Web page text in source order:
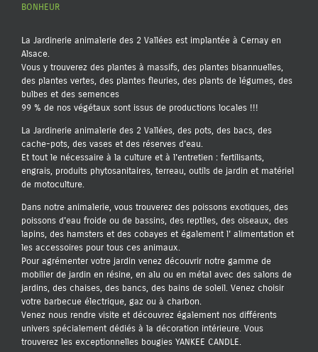
BONHEUR
La Jardinerie animalerie des 2 Vallées est implantée à Cernay en
Alsace.
Vous y trouverez des plantes à massifs, des plantes bisannuelles,
des plantes vertes, des plantes fleuries, des plants de légumes, des
bulbes et des semences
99 % de nos végétaux sont issus de productions locales !!!
La Jardinerie animalerie des 2 Vallées, des pots, des bacs, des
cache-pots, des vases et des réserves d'eau.
Et tout le nécessaire à la culture et à l'entretien : fertilisants,
engrais, produits phytosanitaires, terreau, outils de jardin et matériel
de motoculture.
Dans notre animalerie, vous trouverez des poissons exotiques, des
poissons d'eau froide ou de bassins, des reptiles, des oiseaux, des
lapins, des hamsters et des cobayes et également l' alimentation et
les accessoires pour tous ces animaux.
Pour agrémenter votre jardin venez découvrir notre gamme de
mobilier de jardin en résine, en alu ou en métal avec des salons de
jardins, des chaises, des bancs, des bains de soleil. Venez choisir
votre barbecue électrique, gaz ou à charbon.
Venez nous rendre visite et découvrez également nos différents
univers spécialement dédiés à la décoration intérieure. Vous
trouverez les exceptionnelles bougies YANKEE CANDLE.